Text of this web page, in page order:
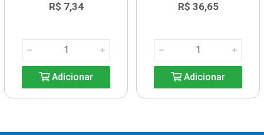
R$ 7,34
Adicionar
R$ 36,65
Adicionar